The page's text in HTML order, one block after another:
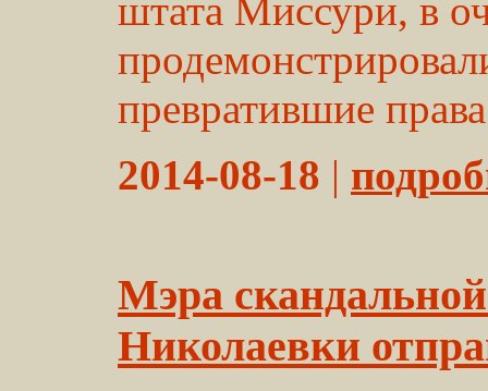
штата Миссури, в
превратившие
2014-08-18 |
Мэра
Николаевки